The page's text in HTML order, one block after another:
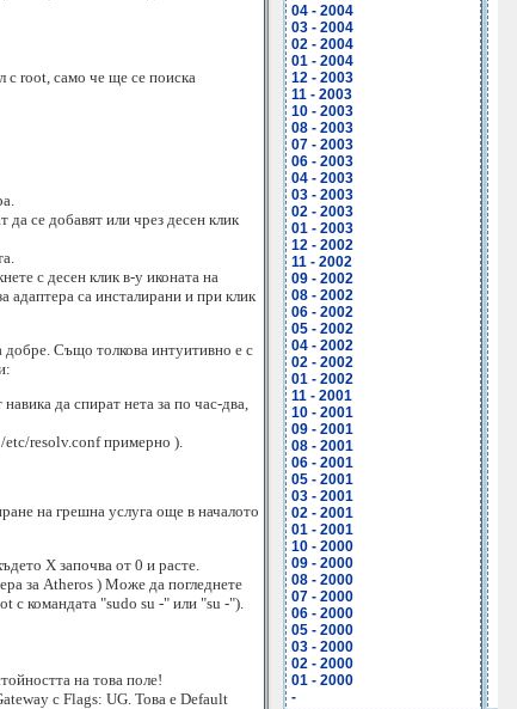
root, само че ще се поиска
се добавят или чрез десен клик
с десен клик в-у иконата на
адаптера са инсталирани и при клик
Също толкова интуитивно е с
да спират нета за по час-два,
resolv.conf примерно ).
на грешна услуга още в началото
X започва от 0 и расте.
за Atheros ) Може да погледнете
с командата "sudo su -" или "su -").
на това поле!
с Flags: UG. Това е Default
04 - 2004
03 - 2004
02 - 2004
01 - 2004
12 - 2003
11 - 2003
10 - 2003
08 - 2003
07 - 2003
06 - 2003
04 - 2003
03 - 2003
02 - 2003
01 - 2003
12 - 2002
11 - 2002
09 - 2002
08 - 2002
06 - 2002
05 - 2002
04 - 2002
02 - 2002
01 - 2002
11 - 2001
10 - 2001
09 - 2001
08 - 2001
06 - 2001
05 - 2001
03 - 2001
02 - 2001
01 - 2001
10 - 2000
09 - 2000
08 - 2000
07 - 2000
06 - 2000
05 - 2000
03 - 2000
02 - 2000
01 - 2000
-